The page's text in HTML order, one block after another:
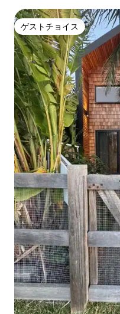
ゲストチョイス
ゲストチョイス